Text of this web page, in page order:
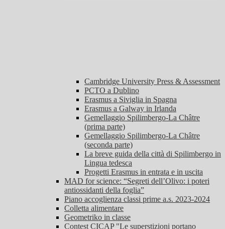
Cambridge University Press & Assessment
PCTO a Dublino
Erasmus a Siviglia in Spagna
Erasmus a Galway in Irlanda
Gemellaggio Spilimbergo-La Châtre
(prima parte)
Gemellaggio Spilimbergo-La Châtre
(seconda parte)
La breve guida della città di Spilimbergo in
Lingua tedesca
Progetti Erasmus in entrata e in uscita
MAD for science: “Segreti dell’Olivo: i poteri
antiossidanti della foglia”
Piano accoglienza classi prime a.s. 2023-2024
Colletta alimentare
Geometriko in classe
Contest CICAP "Le superstizioni portano